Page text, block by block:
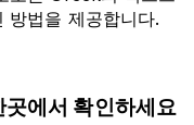
방법을 제공합니다.
에서 확인하세요